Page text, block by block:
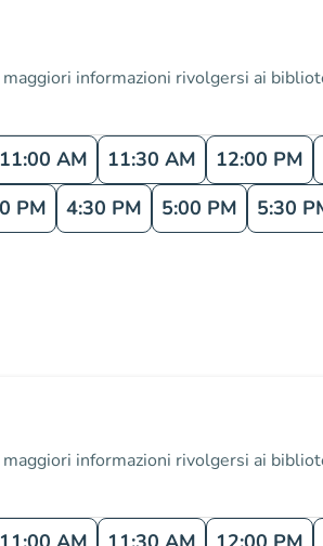
informazioni rivolgersi ai
11:00 AM 11:30 AM 12:00 PM
PM 4:30 PM 5:00 PM 5:30
informazioni rivolgersi ai